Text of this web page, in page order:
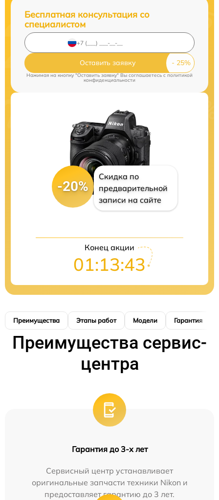
Бесплатная консультация со
специалистом
Оставить заявку
Нажимая на кнопку "Оставить заявку" Вы соглашаетесь cполитикой
конфиденциальности
-20%
Скидка по
предварительной
записи на сайте
Конец акции
01:13:42
Преимущества Этапы работ Модели Гарантия
Преимущества сервис-
центра
Гарантия до 3-х лет
Сервисный центр устанавливает
оригинальные запчасти техники Nikon и
предоставляет гарантию до 3 лет.